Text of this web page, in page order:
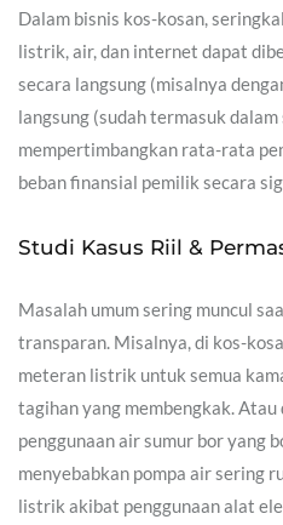
Dalam bisnis kos-kosan,
listrik, air, dan internet dapat
secara langsung (misalnya
langsung (sudah termasuk
mempertimbangkan rata-rata
beban finansial pemilik secara
Studi Kasus Riil &
Masalah umum sering muncul
transparan. Misalnya, di kos-
meteran listrik untuk semua
tagihan yang membengkak. Atau
penggunaan air sumur bor yang
menyebabkan pompa air sering
listrik akibat penggunaan alat